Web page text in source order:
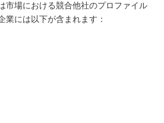
市場における競合他社のプロファイル
業には以下が含まれます：